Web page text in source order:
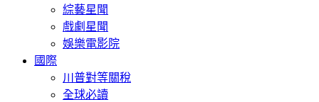
綜藝星聞
戲劇星聞
娛樂電影院
國際
川普對等關稅
全球必讀